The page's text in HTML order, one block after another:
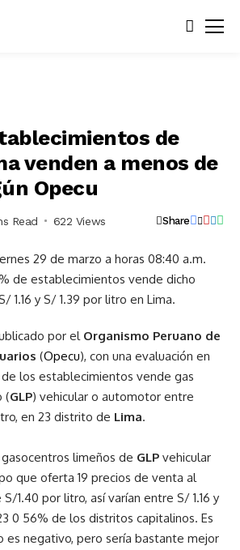
de
venden a menos de
Opecu
Read 622 Views Share
29 de marzo a horas 08:40 a.m.
de establecimientos vende dicho
1.16 y S/ 1.39 por litro en Lima.
por el Organismo Peruano de
(Opecu), con una evaluación en
los establecimientos vende gas
(GLP) vehicular o automotor entre
en 23 distrito de Lima.
limeños de GLP vehicular
que oferta 19 precios de venta al
1.40 por litro, así varían entre S/ 1.16 y
0 56% de los distritos capitalinos. Es
es negativo, pero sería bastante mejor